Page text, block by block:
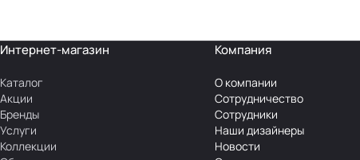
Интернет-магазин
Каталог
Акции
Бренды
Услуги
Коллекции
Компания
О компании
Сотрудничество
Сотрудники
Наши дизайнеры
Новости